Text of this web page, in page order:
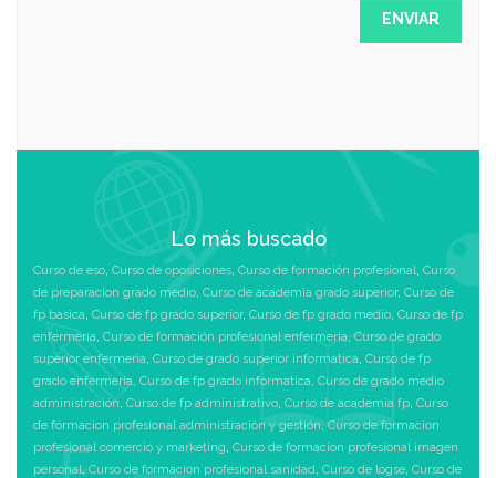
Lo más buscado
Curso de eso, Curso de oposiciones, Curso de formación profesional, Curso
de preparacion grado medio, Curso de academia grado superior, Curso de
fp basica, Curso de fp grado superior, Curso de fp grado medio, Curso de fp
enfermeria, Curso de formación profesional enfermeria,Curso de grado
superior enfermeria, Curso de grado superior informatica, Curso de fp
grado enfermeria, Curso de fp grado informatica, Curso de grado medio
administración, Curso de fp administrativo, Curso de academia fp, Curso
de formacion profesional administración y gestión,Curso de formacion
profesional comercio y marketing, Curso de formacion profesional imagen
personal,Curso de formacion profesional sanidad, Curso de logse, Curso de